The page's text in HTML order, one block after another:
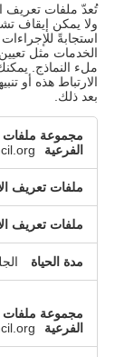
تُعدّ ملفات تعريف
ولا يمكن إيقاف
استجابةً
الخدمات مثل
ملء النماذج.
الارتباط هذه أو
بعد ذلك.
تعريف
الارتباط
للغاية